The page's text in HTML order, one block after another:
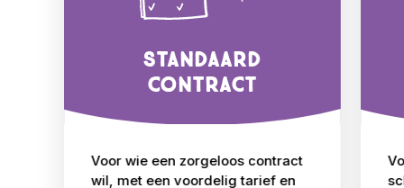
Standaard
contract
Voor wie een zorgeloos contract
wil, met een voordelig tarief en